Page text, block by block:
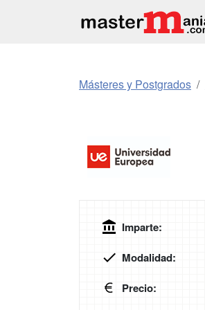
Másteres y Postgrados
Imparte:
Modalidad:
Precio: